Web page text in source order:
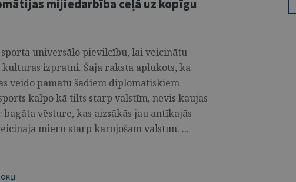
mijiedarbība ceļā uz kopīgu
universālo pievilcību, lai veicinātu
izpratni. Šajā rakstā aplūkots, kā
veido pamatu šādiem diplomātiskiem
kalpo kā tilts starp valstīm, nevis kaujas
vēsture, kas aizsākās jau antīkajās
mieru starp karojošām valstīm. ...